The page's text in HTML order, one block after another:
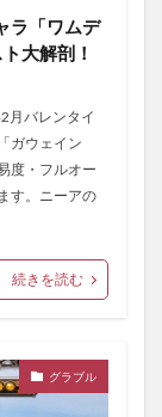
ラ「ワムデ
大解剖！
月バレンタイ
ガウェイン
度・フルオー
す。ニーアの
続きを読む
グラブル